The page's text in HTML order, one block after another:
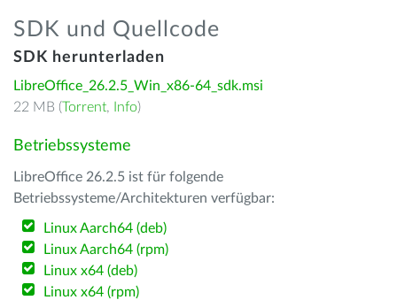
SDK und Quellcode
SDK herunterladen
LibreOffice_26.2.5_Win_x86-64_sdk.msi
22 MB (Torrent, Info)
Betriebssysteme
LibreOffice 26.2.5 ist für folgende
Betriebssysteme/Architekturen verfügbar:
Linux Aarch64 (deb)
Linux Aarch64 (rpm)
Linux x64 (deb)
Linux x64 (rpm)